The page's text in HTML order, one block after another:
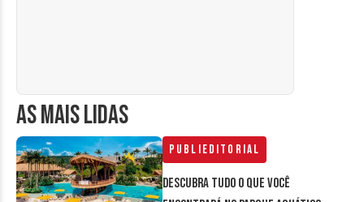
AS MAIS LIDAS
Publieditorial
Descubra tudo o que você